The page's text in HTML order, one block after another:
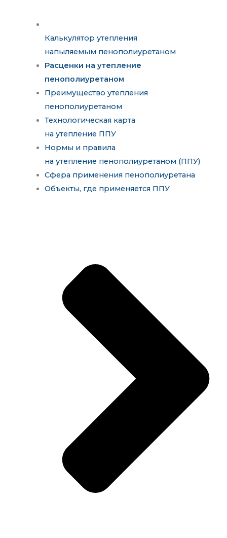
Калькулятор утепления
напыляемым пенополиуретаном
Расценки на утепление
пенополиуретаном
Преимущество утепления
пенополиуретаном
Технологическая карта
на утепление ППУ
Нормы и правила
на утепление пенополиуретаном (ППУ)
Сфера применения пенополиуретана
Объекты, где применяется ППУ